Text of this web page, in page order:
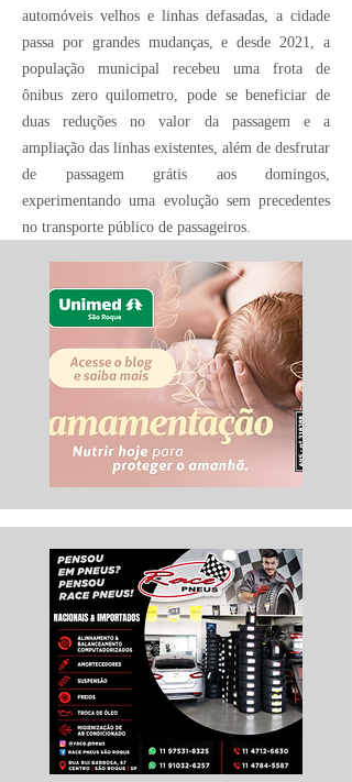
automóveis velhos e linhas defasadas, a cidade
passa por grandes mudanças, e desde 2021, a
população municipal recebeu uma frota de
ônibus zero quilometro, pode se beneficiar de
duas reduções no valor da passagem e a
ampliação das linhas existentes, além de desfrutar
de passagem grátis aos domingos,
experimentando uma evolução sem precedentes
no transporte público de passageiros.